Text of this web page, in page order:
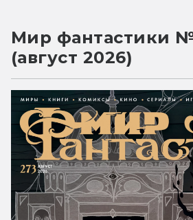
Мир фантастики
(август 2026)